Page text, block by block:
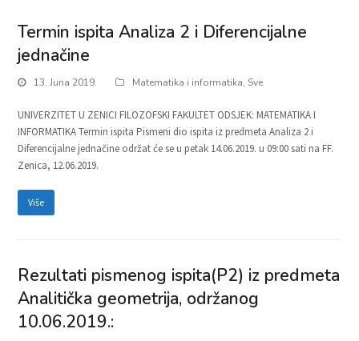
Termin ispita Analiza 2 i Diferencijalne
jednačine
13. Juna 2019. Matematika i informatika, Sve
UNIVERZITET U ZENICI FILOZOFSKI FAKULTET ODSJEK: MATEMATIKA I
INFORMATIKA Termin ispita Pismeni dio ispita iz predmeta Analiza 2 i
Diferencijalne jednačine održat će se u petak 14.06.2019. u 09:00 sati na FF.
Zenica, 12.06.2019.
Više
Rezultati pismenog ispita(P2) iz predmeta
Analitička geometrija, održanog
10.06.2019.: